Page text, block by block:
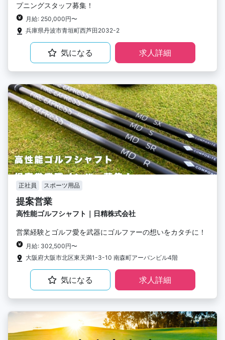
プニングスタッフ募集！
月給: 250,000円〜
兵庫県丹波市青垣町西芦田2032-2
気になる 求人詳細
正社員 スポーツ用品
提案営業
高性能ゴルフシャフト｜日精株式会社
営業経験とゴルフ愛を武器にゴルファーの想いをカタチに！
月給: 302,500円〜
大阪府大阪市北区東天満1-3-10 南森町アーバンビル4階
気になる 求人詳細